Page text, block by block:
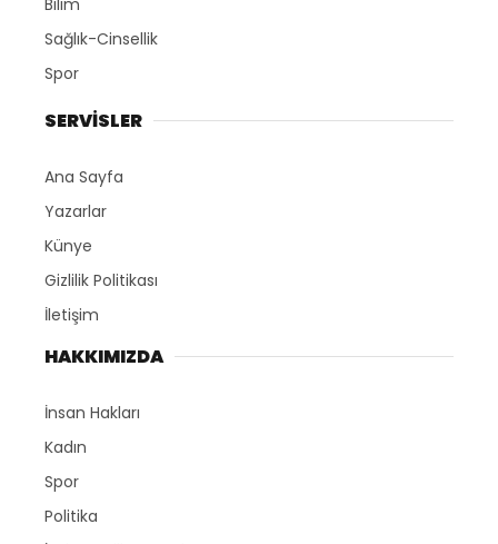
Sağlık-Cinsellik
Spor
SERVİSLER
Ana Sayfa
Yazarlar
Künye
Gizlilik Politikası
İletişim
HAKKIMIZDA
İnsan Hakları
Kadın
Spor
Politika